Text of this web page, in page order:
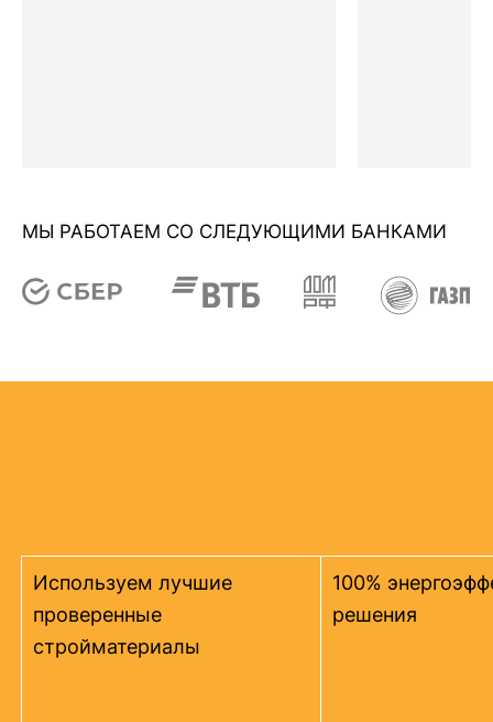
МЫ РАБОТАЕМ СО СЛЕДУЮЩИМИ БАНКАМИ
Используем лучшие
проверенные
стройматериалы
100%
решения